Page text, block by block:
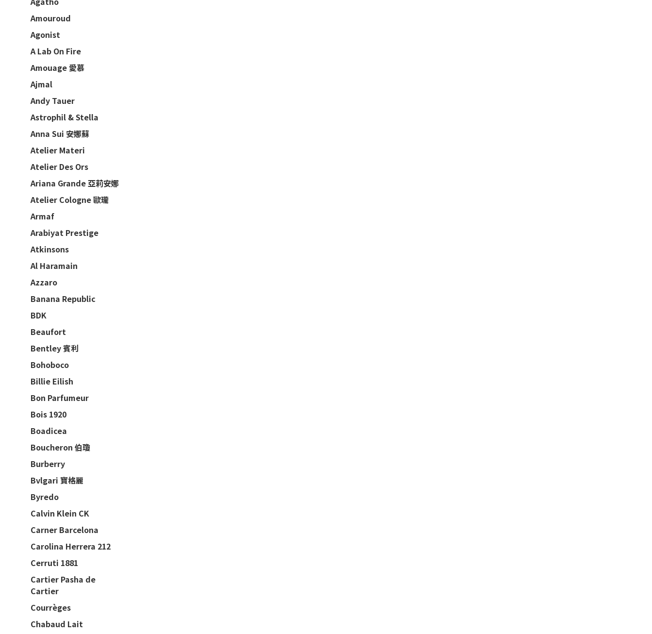
Amouroud
Agonist
A Lab On Fire
Amouage 愛慕
Ajmal
Andy Tauer
Astrophil & Stella
Anna Sui 安娜蘇
Atelier Materi
Atelier Des Ors
Ariana Grande 亞莉安娜
Atelier Cologne 歐瓏
Armaf
Arabiyat Prestige
Atkinsons
Al Haramain
Azzaro
Banana Republic
BDK
Beaufort
Bentley 賓利
Bohoboco
Billie Eilish
Bon Parfumeur
Bois 1920
Boadicea
Boucheron 伯瓊
Burberry
Bvlgari 寶格麗
Byredo
Calvin Klein CK
Carner Barcelona
Carolina Herrera 212
Cerruti 1881
Cartier Pasha de
Cartier
Courrèges
Chabaud Lait